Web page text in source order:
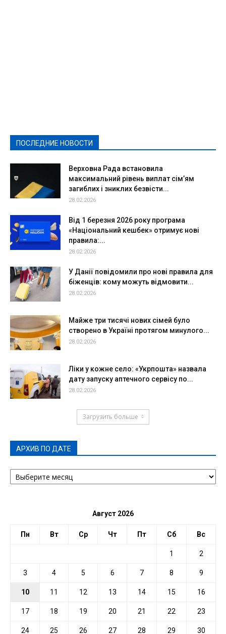
ПОСЛЕДНИЕ НОВОСТИ
Верховна Рада встановила
максимальний рівень виплат сім’ям
загиблих і зниклих безвісти...
28.02.2026
Від 1 березня 2026 року програма
«Національний кешбек» отримує нові
правила:...
28.02.2026
У Данії повідомили про нові правила для
біженців: кому можуть відмовити...
28.02.2026
Майже три тисячі нових сімей було
створено в Україні протягом минулого...
28.02.2026
Ліки у кожне село: «Укрпошта» назвала
дату запуску аптечного сервісу по...
28.02.2026
Загрузить больше
АРХИВ ПО ДАТЕ
АРХИВ
ПО
Август 2026
Пн Вт Ср Чт Пт Сб Вс
1 2
3 4 5 6 7 8 9
10 11 12 13 14 15 16
17 18 19 20 21 22 23
24 25 26 27 28 29 30